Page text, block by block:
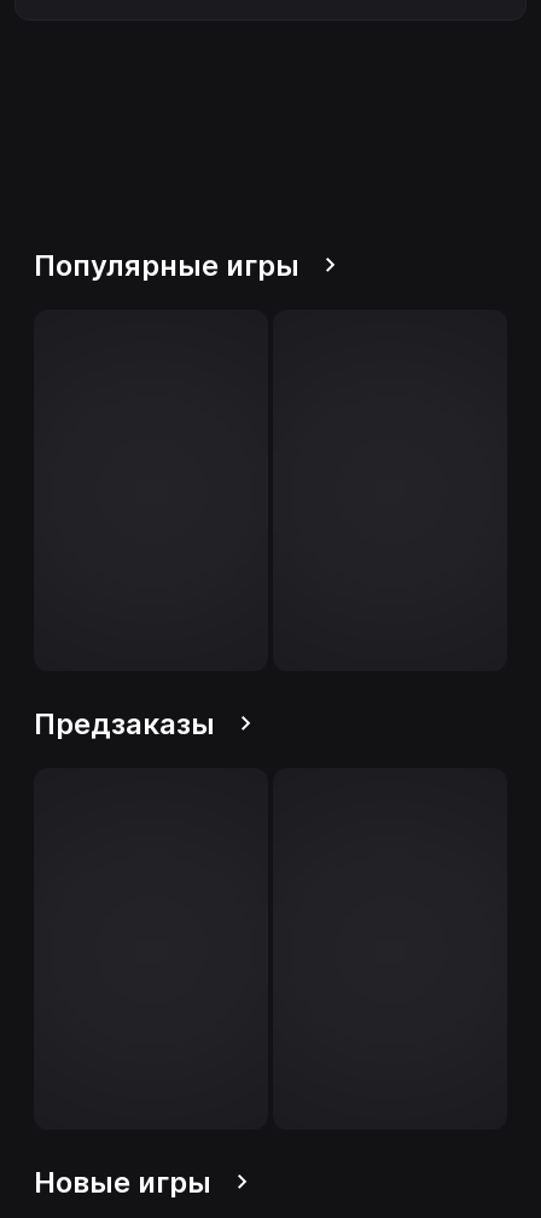
Популярные игры
Предзаказы
Новые игры